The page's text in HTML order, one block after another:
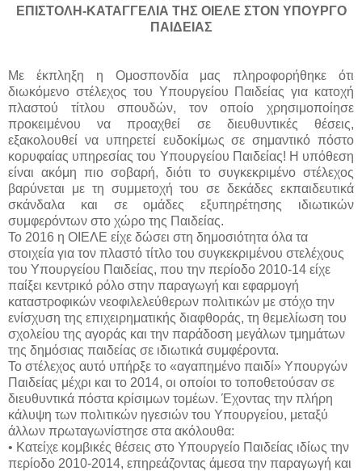
ΕΠΙΣΤΟΛΗ-ΚΑΤΑΓΓΕΛΙΑ ΤΗΣ ΟΙΕΛΕ ΣΤΟΝ ΥΠΟΥΡΓΟ
ΠΑΙΔΕΙΑΣ
Με έκπληξη η Ομοσπονδία μας πληροφορήθηκε ότι
διωκόμενο στέλεχος του Υπουργείου Παιδείας για κατοχή
πλαστού τίτλου σπουδών, τον οποίο χρησιμοποίησε
προκειμένου να προαχθεί σε διευθυντικές θέσεις,
εξακολουθεί να υπηρετεί ευδοκίμως σε σημαντικό πόστο
κορυφαίας υπηρεσίας του Υπουργείου Παιδείας! Η υπόθεση
είναι ακόμη πιο σοβαρή, διότι το συγκεκριμένο στέλεχος
βαρύνεται με τη συμμετοχή του σε δεκάδες εκπαιδευτικά
σκάνδαλα και σε ομάδες εξυπηρέτησης ιδιωτικών
συμφερόντων στο χώρο της Παιδείας.
Το 2016 η ΟΙΕΛΕ είχε δώσει στη δημοσιότητα όλα τα
στοιχεία για τον πλαστό τίτλο του συγκεκριμένου στελέχους
του Υπουργείου Παιδείας, που την περίοδο 2010-14 είχε
παίξει κεντρικό ρόλο στην παραγωγή και εφαρμογή
καταστροφικών νεοφιλελεύθερων πολιτικών με στόχο την
ενίσχυση της επιχειρηματικής διαφθοράς, τη θεμελίωση του
σχολείου της αγοράς και την παράδοση μεγάλων τμημάτων
της δημόσιας παιδείας σε ιδιωτικά συμφέροντα.
Το στέλεχος αυτό υπήρξε το «αγαπημένο παιδί» Υπουργών
Παιδείας μέχρι και το 2014, οι οποίοι το τοποθετούσαν σε
διευθυντικά πόστα κρίσιμων τομέων. Έχοντας την πλήρη
κάλυψη των πολιτικών ηγεσιών του Υπουργείου, μεταξύ
άλλων πρωταγωνίστησε στα ακόλουθα:
• Κατείχε κομβικές θέσεις στο Υπουργείο Παιδείας ιδίως την
περίοδο 2010-2014, επηρεάζοντας άμεσα την παραγωγή και